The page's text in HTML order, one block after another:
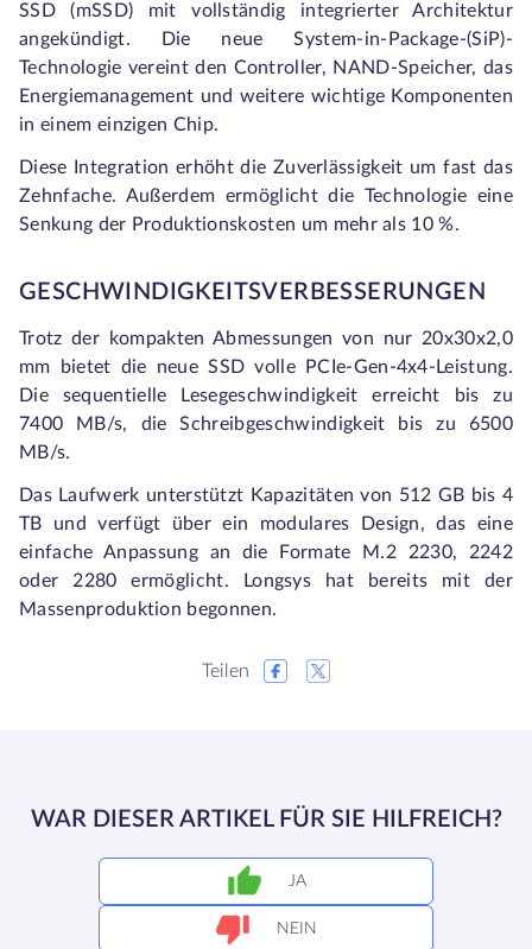
SSD (mSSD) mit vollständig integrierter Architektur
angekündigt. Die neue System-in-Package-(SiP)-
Technologie vereint den Controller, NAND-Speicher, das
Energiemanagement und weitere wichtige Komponenten
in einem einzigen Chip.
Diese Integration erhöht die Zuverlässigkeit um fast das
Zehnfache. Außerdem ermöglicht die Technologie eine
Senkung der Produktionskosten um mehr als 10 %.
GESCHWINDIGKEITSVERBESSERUNGEN
Trotz der kompakten Abmessungen von nur 20x30x2,0
mm bietet die neue SSD volle PCIe-Gen-4x4-Leistung.
Die sequentielle Lesegeschwindigkeit erreicht bis zu
7400 MB/s, die Schreibgeschwindigkeit bis zu 6500
MB/s.
Das Laufwerk unterstützt Kapazitäten von 512 GB bis 4
TB und verfügt über ein modulares Design, das eine
einfache Anpassung an die Formate M.2 2230, 2242
oder 2280 ermöglicht. Longsys hat bereits mit der
Massenproduktion begonnen.
Teilen
WAR DIESER ARTIKEL FÜR SIE HILFREICH?
JA
NEIN